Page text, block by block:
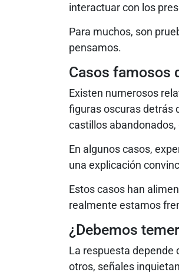
interactuar con los
Para muchos, son
pensamos.
Casos famosos
Existen numerosos
figuras oscuras detrás
castillos
En algunos casos,
una explicación
Estos casos han
realmente estamos
¿Debemos
La respuesta depende
otros, señales